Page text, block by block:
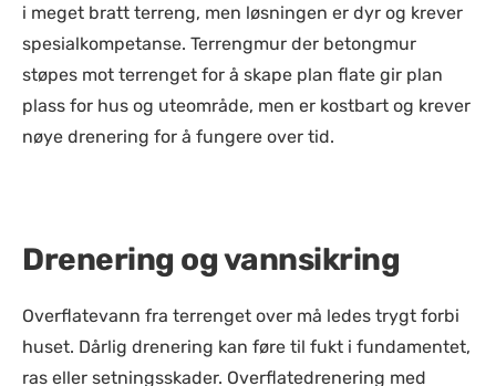
i meget bratt terreng, men løsningen er dyr og krever
spesialkompetanse. Terrengmur der betongmur
støpes mot terrenget for å skape plan flate gir plan
plass for hus og uteområde, men er kostbart og krever
nøye drenering for å fungere over tid.
Drenering og vannsikring
Overflatevann fra terrenget over må ledes trygt forbi
huset. Dårlig drenering kan føre til fukt i fundamentet,
ras eller setningsskader. Overflatedrenering med